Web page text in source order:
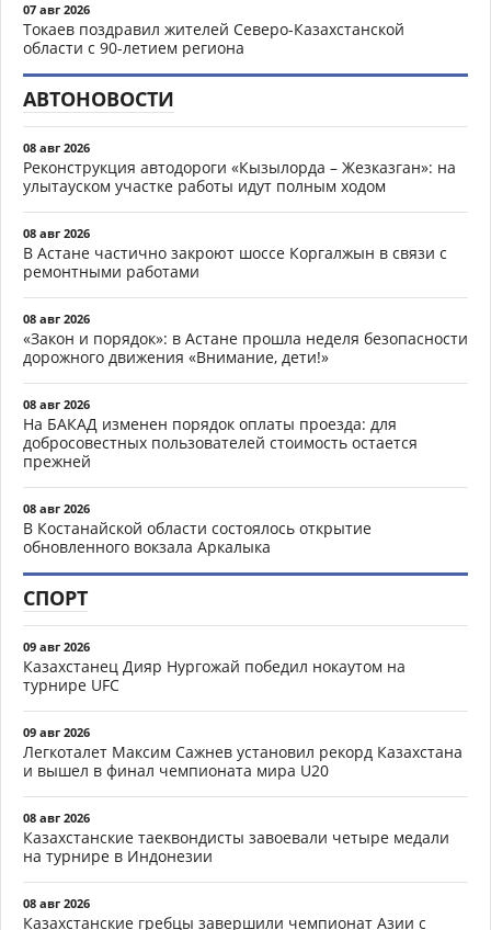
07 авг 2026
Токаев поздравил жителей Северо-Казахстанской
области с 90-летием региона
АВТОНОВОСТИ
08 авг 2026
Реконструкция автодороги «Кызылорда – Жезказган»: на
улытауском участке работы идут полным ходом
08 авг 2026
В Астане частично закроют шоссе Коргалжын в связи с
ремонтными работами
08 авг 2026
«Закон и порядок»: в Астане прошла неделя безопасности
дорожного движения «Внимание, дети!»
08 авг 2026
На БАКАД изменен порядок оплаты проезда: для
добросовестных пользователей стоимость остается
прежней
08 авг 2026
В Костанайской области состоялось открытие
обновленного вокзала Аркалыка
СПОРТ
09 авг 2026
Казахстанец Дияр Нургожай победил нокаутом на
турнире UFC
09 авг 2026
Легкоталет Максим Сажнев установил рекорд Казахстана
и вышел в финал чемпионата мира U20
08 авг 2026
Казахстанские таеквондисты завоевали четыре медали
на турнире в Индонезии
08 авг 2026
Казахстанские гребцы завершили чемпионат Азии с